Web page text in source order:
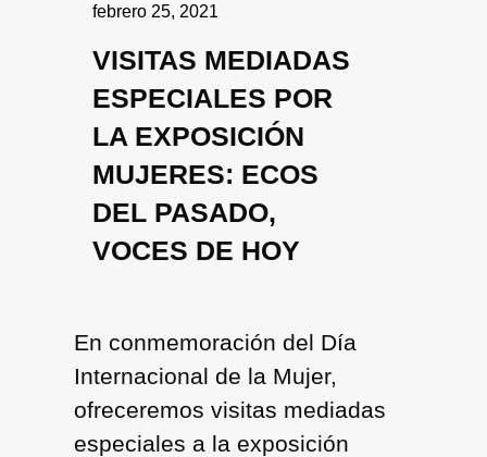
febrero 25, 2021
VISITAS MEDIADAS
ESPECIALES POR
LA EXPOSICIÓN
MUJERES: ECOS
DEL PASADO,
VOCES DE HOY
En conmemoración del Día
Internacional de la Mujer,
ofreceremos visitas mediadas
especiales a la exposición